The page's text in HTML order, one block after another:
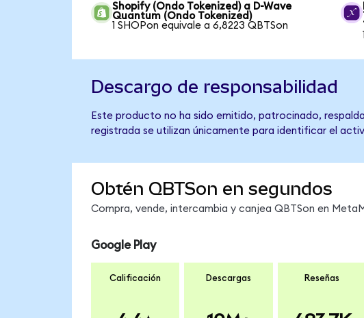
Shopify (Ondo Tokenized) a D-Wave
Quantum (Ondo Tokenized)
1 SHOPon equivale a 6,8223 QBTSon
Descargo de responsabilidad
Este producto no ha sido emitido, patrocinado,
registrada se utilizan únicamente para identificar el
Obtén QBTSon en segundos
Compra, vende, intercambia y canjea QBTSon en
Google Play
Calificación Descargas Reseñas